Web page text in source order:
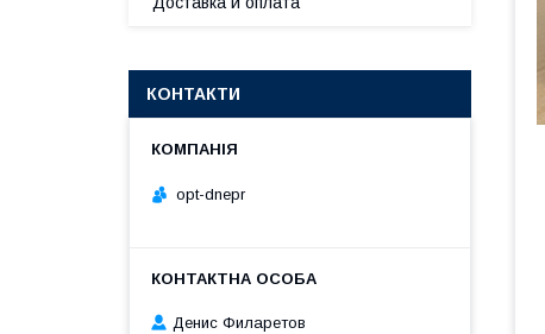
КОНТАКТИ
opt-dnepr
Денис Филаретов